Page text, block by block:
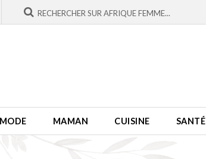
MODE MAMAN CUISINE SANTÉ